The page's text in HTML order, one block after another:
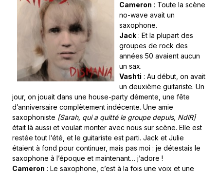
Cameron : Toute la scène
no-wave avait un
saxophone.
Jack : Et la plupart des
groupes de rock des
années 50 avaient aucun
un sax.
Vashti : Au début, on avait
un deuxième guitariste. Un
jour, on jouait dans une house-party démente, une fête
d’anniversaire complètement indécente. Une amie
saxophoniste [Sarah, qui a quitté le groupe depuis, NdlR]
était là aussi et voulait monter avec nous sur scène. Elle est
restée tout l’été, et le guitariste est parti. Jack et Julie
étaient à fond pour continuer, mais pas moi : je détestais le
saxophone à l’époque et maintenant… j’adore !
Cameron : Le saxophone, c’est à la fois une voix et une